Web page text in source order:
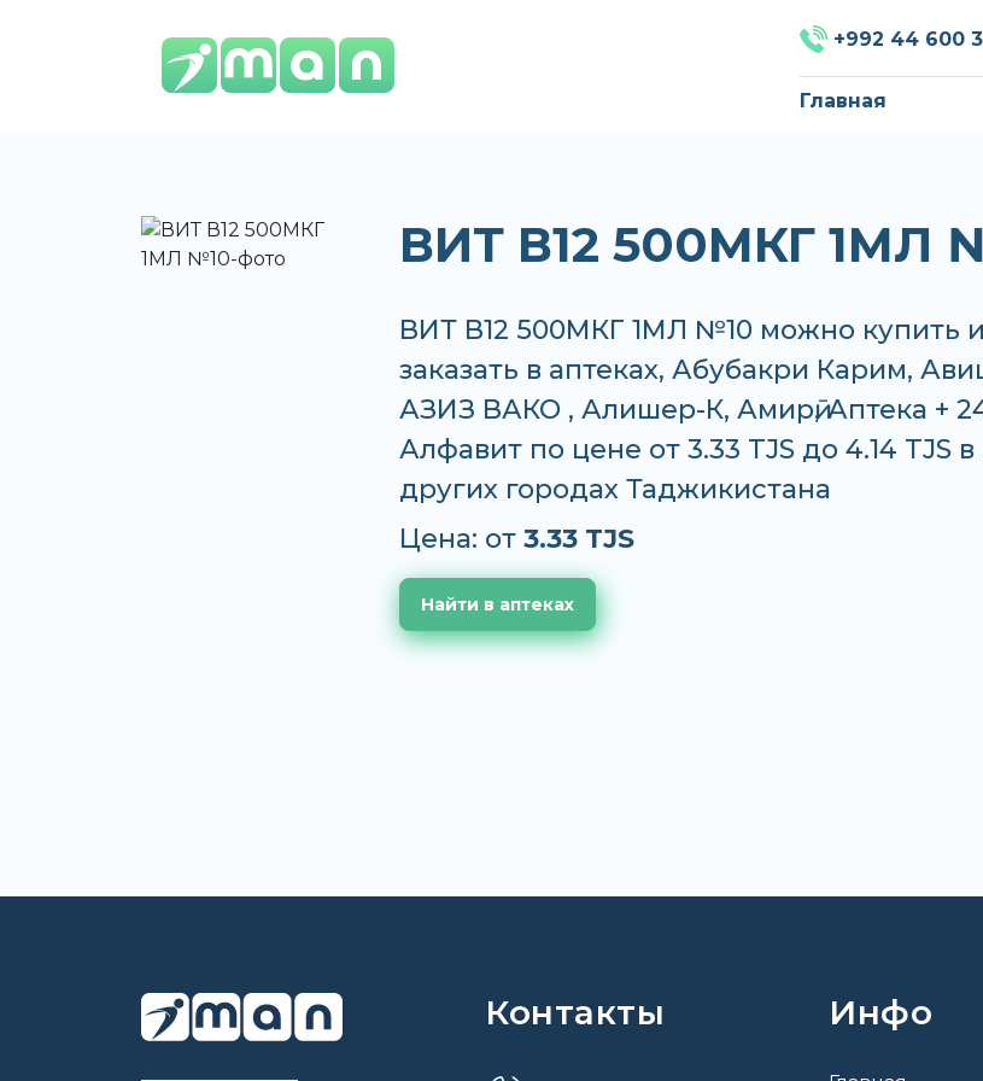
+992 44 600
Главная
ВИТ В12 500МКГ 1МЛ
ВИТ В12 500МКГ 1МЛ №10 можно купить
заказать в аптеках, Абубакри Карим,
АЗИЗ ВАКО , Алишер-К, Амирӣ, Аптека +
Алфавит по цене от 3.33 TJS до 4.14 TJS
других городах Таджикистана
Цена: от 3.33 TJS
Найти в аптеках
Контакты Инфо